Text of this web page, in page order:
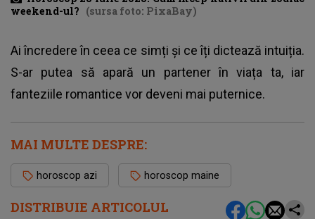
DISTRIBUIE ARTICOLUL
weekend-ul? (sursa foto: PixaBay)
Ai încredere în ceea ce simți și ce îți dictează intuiția.
S-ar putea să apară un partener în viața ta, iar
fanteziile romantice vor deveni mai puternice.
MAI MULTE DESPRE:
horoscop azi horoscop maine